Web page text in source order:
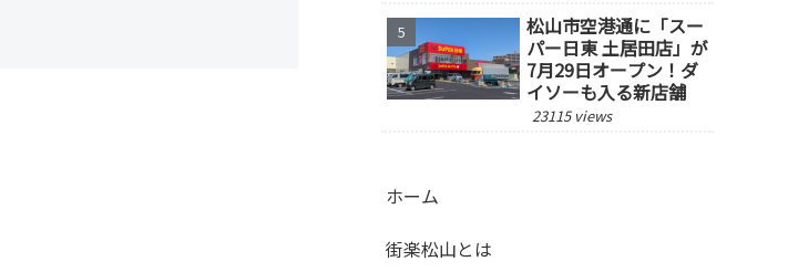
松山市空港通に「スー
パー日東 土居田店」が
7月29日オープン！ダ
イソーも入る新店舗
23115 views
ホーム
街楽松山とは